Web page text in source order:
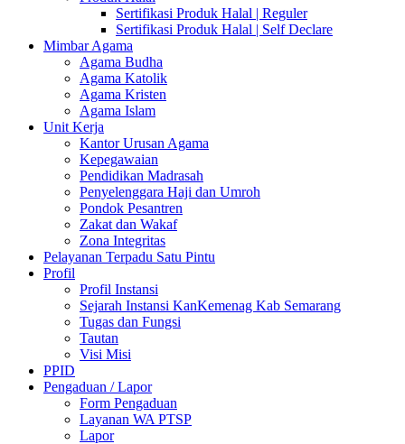
Sertifikasi Produk Halal | Reguler
Sertifikasi Produk Halal | Self Declare
Mimbar Agama
Agama Budha
Agama Katolik
Agama Kristen
Agama Islam
Unit Kerja
Kantor Urusan Agama
Kepegawaian
Pendidikan Madrasah
Penyelenggara Haji dan Umroh
Pondok Pesantren
Zakat dan Wakaf
Zona Integritas
Pelayanan Terpadu Satu Pintu
Profil
Profil Instansi
Sejarah Instansi KanKemenag Kab Semarang
Tugas dan Fungsi
Tautan
Visi Misi
PPID
Pengaduan / Lapor
Form Pengaduan
Layanan WA PTSP
Lapor